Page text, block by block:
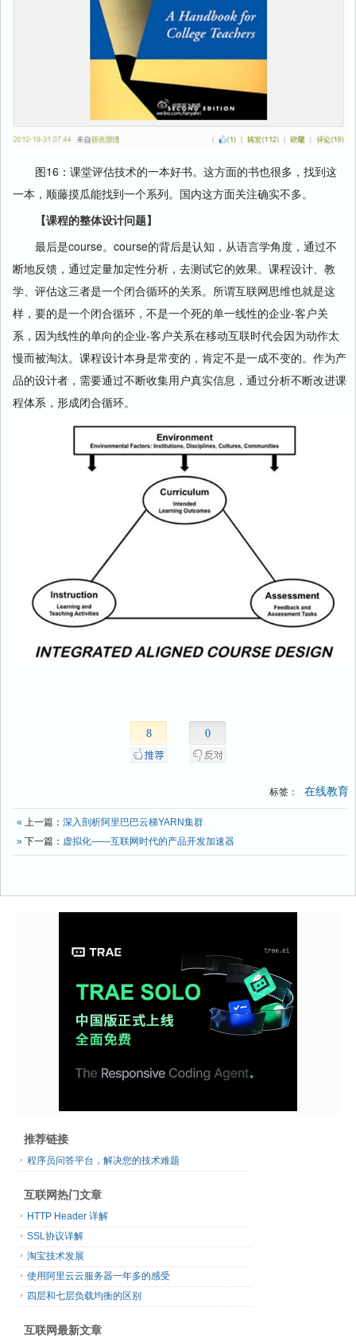
图16：课堂评估技术的一本好书。这方面的书也很多，找到这
一本，顺藤摸瓜能找到一个系列。国内这方面关注确实不多。
【课程的整体设计问题】
最后是course。course的背后是认知，从语言学角度，通过不
断地反馈，通过定量加定性分析，去测试它的效果。课程设计、教
学、评估这三者是一个闭合循环的关系。所谓互联网思维也就是这
样，要的是一个闭合循环，不是一个死的单一线性的企业-客户关
系，因为线性的单向的企业-客户关系在移动互联时代会因为动作太
慢而被淘汰。课程设计本身是常变的，肯定不是一成不变的。作为产
品的设计者，需要通过不断收集用户真实信息，通过分析不断改进课
程体系，形成闭合循环。
8 0
标签： 在线教育
« 上一篇： 深入剖析阿里巴巴云梯YARN集群
» 下一篇： 虚拟化——互联网时代的产品开发加速器
推荐链接
程序员问答平台，解决您的技术难题
互联网热门文章
HTTP Header 详解
SSL协议详解
淘宝技术发展
使用阿里云云服务器一年多的感受
四层和七层负载均衡的区别
互联网最新文章